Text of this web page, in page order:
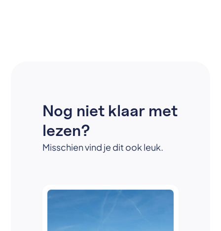
Nog niet klaar met
lezen?
Misschien vind je dit ook leuk.